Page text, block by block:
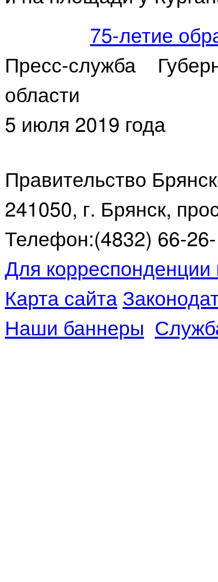
75-летие
Пресс-служба
области
5 июля 2019 года
Правительство
241050, г. Брянск,
Телефон:(4832) 66-
Для
Карта сайта
Наши баннеры